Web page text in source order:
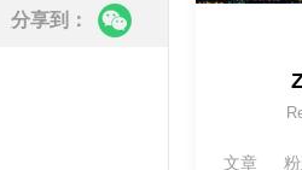
分享到：
文章